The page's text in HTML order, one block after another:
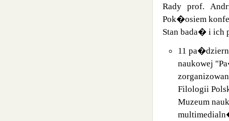
Rady prof.
Pok�osiem
Stan bada� i ich
11
naukowej
Filologii
Muzeum